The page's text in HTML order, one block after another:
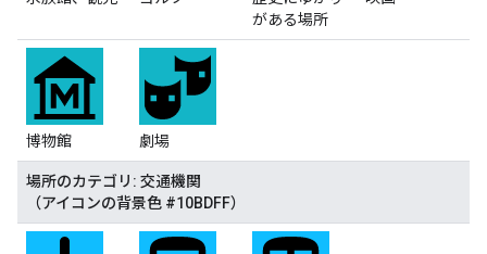
がある場所
博物館 劇場
場所のカテゴリ: 交通機関
（アイコンの背景色 #10BDFF）